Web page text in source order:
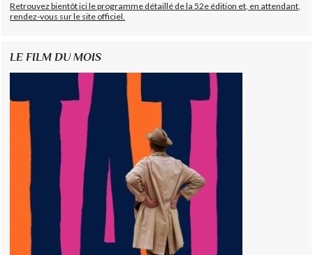
Retrouvez bientôt ici le programme détaillé de la 52e édition et, en attendant,
rendez-vous sur le site officiel.
LE FILM DU MOIS